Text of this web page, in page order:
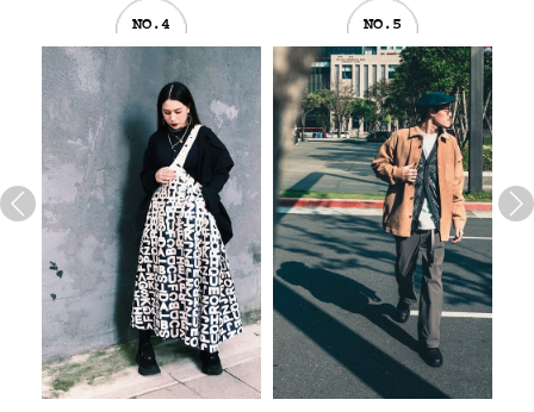
NO.4 NO.5